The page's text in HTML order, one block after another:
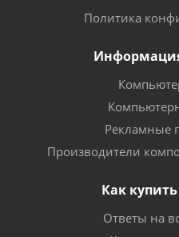
Политика
Рекламные
Производители
Как
Ответы на